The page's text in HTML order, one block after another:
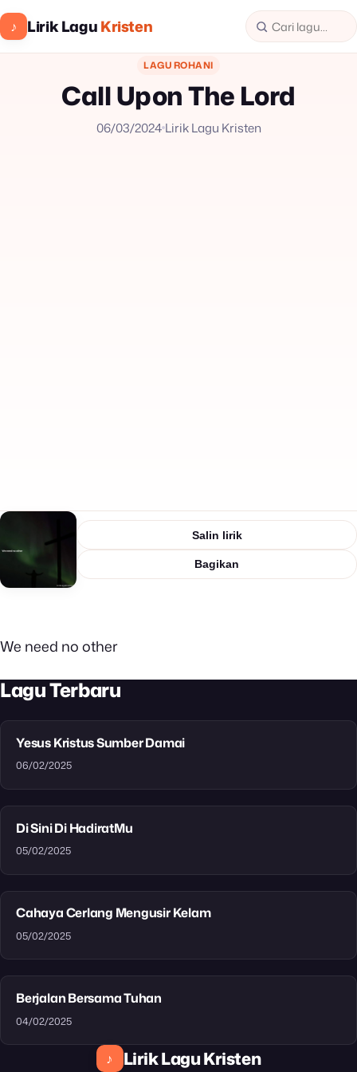
♪ Lirik LaguKristen
LAGU ROHANI
Call Upon The Lord
06/03/2024Lirik Lagu Kristen
Salin lirik
Bagikan
We need no other
Lagu Terbaru
Yesus Kristus Sumber Damai
06/02/2025
Di Sini Di HadiratMu
05/02/2025
Cahaya Cerlang Mengusir Kelam
05/02/2025
Berjalan Bersama Tuhan
04/02/2025
♪ Lirik Lagu Kristen